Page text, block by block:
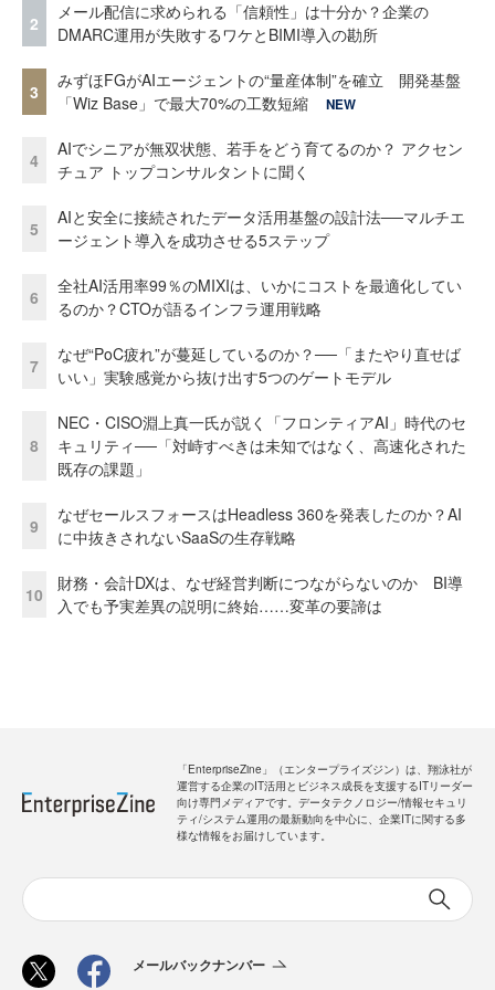
2
メール配信に求められる「信頼性」は十分か？企業の
DMARC運用が失敗するワケとBIMI導入の勘所
3
みずほFGがAIエージェントの“量産体制”を確立 開発基盤
「Wiz Base」で最大70%の工数短縮
NEW
4
AIでシニアが無双状態、若手をどう育てるのか？ アクセン
チュア トップコンサルタントに聞く
5
AIと安全に接続されたデータ活用基盤の設計法──マルチエ
ージェント導入を成功させる5ステップ
6
全社AI活用率99％のMIXIは、いかにコストを最適化してい
るのか？CTOが語るインフラ運用戦略
7
なぜ“PoC疲れ”が蔓延しているのか？──「またやり直せば
いい」実験感覚から抜け出す5つのゲートモデル
8
NEC・CISO淵上真一氏が説く「フロンティアAI」時代のセ
キュリティ──「対峙すべきは未知ではなく、高速化された
既存の課題」
9
なぜセールスフォースはHeadless 360を発表したのか？AI
に中抜きされないSaaSの生存戦略
10
財務・会計DXは、なぜ経営判断につながらないのか BI導
入でも予実差異の説明に終始……変革の要諦は
「EnterpriseZine」（エンタープライズジン）は、翔泳社が
運営する企業のIT活用とビジネス成長を支援するITリーダー
向け専門メディアです。データテクノロジー/情報セキュリ
ティ/システム運用の最新動向を中心に、企業ITに関する多
様な情報をお届けしています。
メールバックナンバー